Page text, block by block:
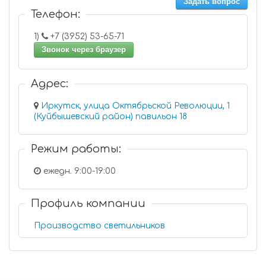
Телефон:
1)
+7 (3952) 53-65-71
Звонок через браузер
Адрес:
Иркутск, улица Октябрьской Революции, 1
(Куйбышевский район) павильон 18
Режим работы:
ежедн. 9:00-19:00
Профиль компании
Производство светильников